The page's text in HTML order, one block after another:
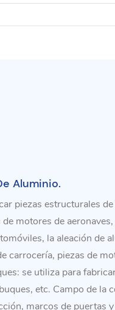
Aluminio.
piezas estructurales de
motores de
la aleación de
carrocería, piezas de
se utiliza para
etc. Campo de la
marcos de puertas